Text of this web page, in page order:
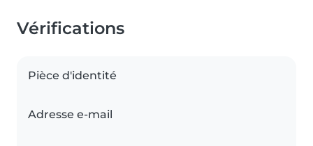
Vérifications
Pièce d'identité
Adresse e-mail